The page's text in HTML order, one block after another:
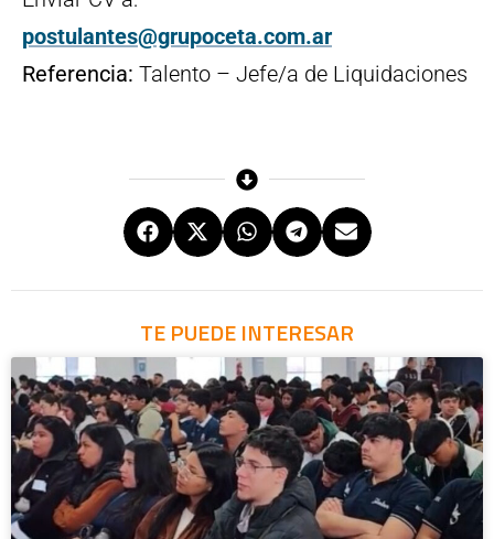
postulantes@grupoceta.com.ar
Referencia: Talento – Jefe/a de Liquidaciones
TE PUEDE INTERESAR